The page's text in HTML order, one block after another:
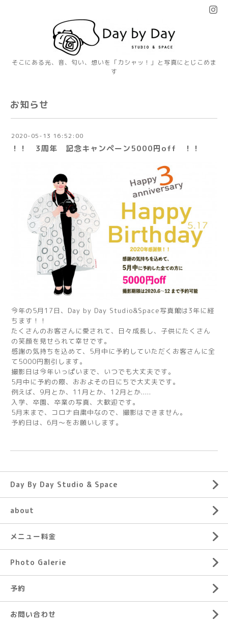
そこにある光、音、匂い、想いを「カシャッ！」と写真にとじこめま
す
お知らせ
2020-05-13 16:52:00
！！ 3周年 記念キャンペーン5000円off ！！
今年の5月17日、Day by Day Studio&Space写真館は3年に経
ちます！！
たくさんのお客さんに愛されて、日々成長し、子供にたくさん
の笑顔を見せられて幸せです。
感謝の気持ちを込めて、5月中に予約していただくお客さんに全
て5000円割引します。
撮影日は今年いっぱいまで、いつでも大丈夫です。
5月中に予約の際、おおよその日にちで大丈夫です。
例えば、9月とか、11月とか、12月とか.....
入学、卒園、卒業の写真、大歓迎です。
5月末まで、コロナ自粛中なので、撮影はできません。
予約日は、6月〜をお願いします。
Day By Day Studio & Space
about
メニュー料金
Photo Galerie
予約
お問い合わせ